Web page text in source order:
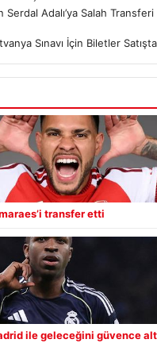
Serdal Adalı’ya Salah
Sınavı İçin Biletler Satışta
transfer etti
ile geleceğini güvence